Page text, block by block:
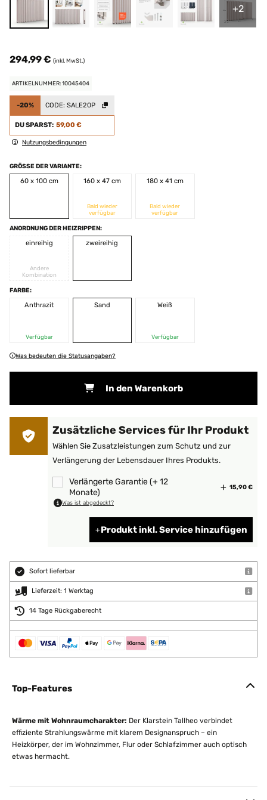
+2
294,99 € (inkl. MwSt.)
ARTIKELNUMMER: 10045404
-20% CODE: SALE20P
DU SPARST: 59,00 €
Nutzungsbedingungen
GRÖSSE DER VARIANTE:
60 x 100 cm
160 x 47 cm
Bald wieder
verfügbar
180 x 41 cm
Bald wieder
verfügbar
ANORDNUNG DER HEIZRIPPEN:
einreihig
Andere
Kombination
zweireihig
FARBE:
Anthrazit
Verfügbar
Sand Weiß
Verfügbar
Was bedeuten die Statusangaben?
In den Warenkorb
Zusätzliche Services für Ihr Produkt
Wählen Sie Zusatzleistungen zum Schutz und zur
Verlängerung der Lebensdauer Ihres Produkts.
Verlängerte Garantie (+ 12
Monate)
15,90 €
Was ist abgedeckt?
Produkt inkl. Service hinzufügen
Sofort lieferbar
Lieferzeit: 1 Werktag
14 Tage Rückgaberecht
Top-Features
Wärme mit Wohnraumcharakter: Der Klarstein Tallheo verbindet
effiziente Strahlungswärme mit klarem Designanspruch – ein
Heizkörper, der im Wohnzimmer, Flur oder Schlafzimmer auch optisch
etwas hermacht.